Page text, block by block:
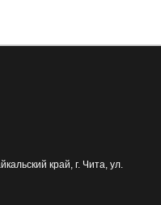
край, г. Чита, ул.